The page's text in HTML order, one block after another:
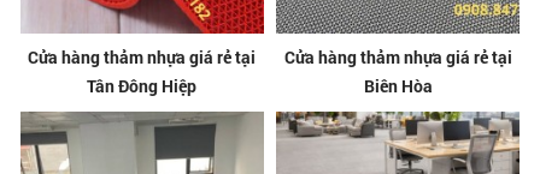
Cửa hàng thảm nhựa giá rẻ tại
Tân Đông Hiệp
Cửa hàng thảm nhựa giá rẻ tại
Biên Hòa